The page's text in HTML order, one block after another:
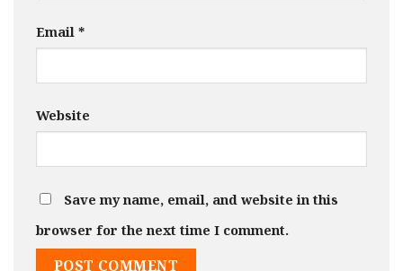
Email *
Website
Save my name, email, and website in this
browser for the next time I comment.